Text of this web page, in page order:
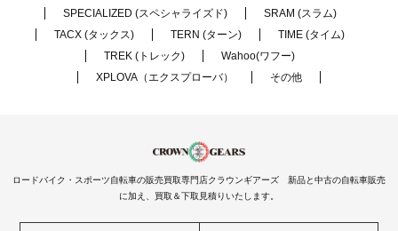
SPECIALIZED (スペシャライズド)
SRAM (スラム)
TACX (タックス)
TERN (ターン)
TIME (タイム)
TREK (トレック)
Wahoo(ワフー)
XPLOVA（エクスプローバ）
その他
ロードバイク・スポーツ自転車の販売買取専門店クラウンギアーズ 新品と中古の自転車販売
に加え、買取＆下取見積りいたします。